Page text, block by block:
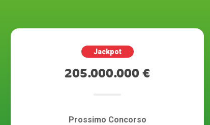
Jackpot
205.000.000 €
Prossimo Concorso